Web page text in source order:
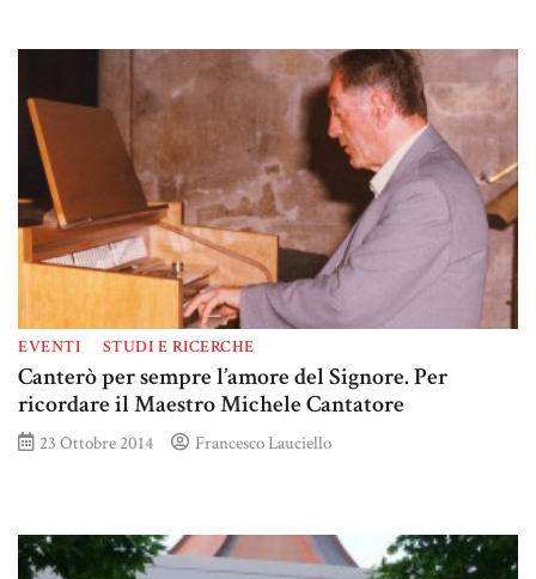
EVENTI STUDI E RICERCHE
Canterò per sempre l’amore del Signore. Per
ricordare il Maestro Michele Cantatore
23 Ottobre 2014 Francesco Lauciello